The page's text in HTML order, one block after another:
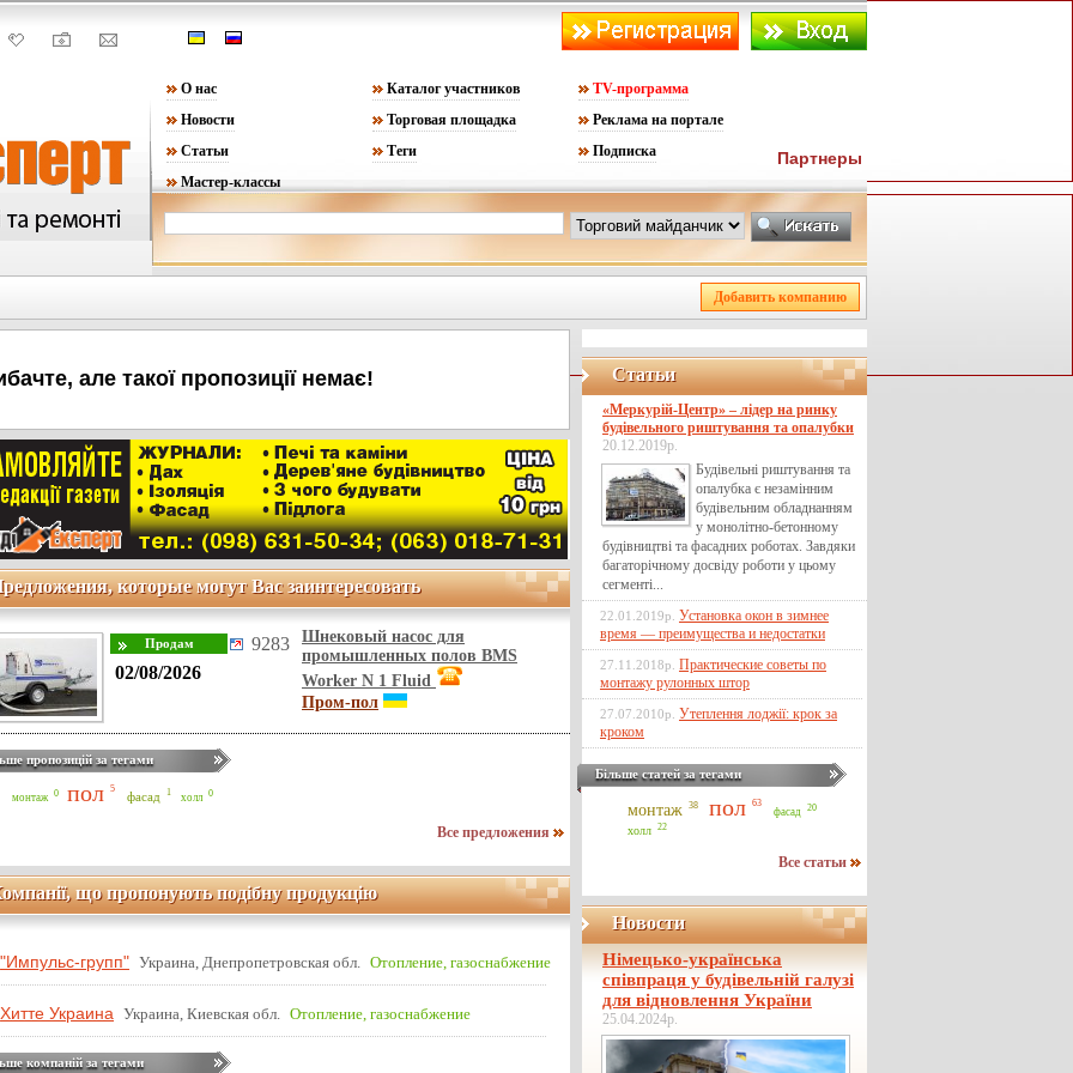
О нас Каталог участников
TV-программа
Новости
Торговая площадка
Реклама на портале
Статьи
Теги
Подписка
Мастер-классы
Партнеры
але такої пропозиції немає!
которые могут Вас заинтересовать
02/08/2026
9283
Шнековый насос для
промышленных полов BMS
Worker N 1 Fluid
Пром-пол
пропозицій за тегами
монтаж 0 пол 5
фасад 1 холл 0
Все предложения
що пропонують подібну продукцію
"Импульс-групп" Украина, Днепропетровская обл. Отопление, газоснабжение
Хитте Украина Украина, Киевская обл. Отопление, газоснабжение
компаній за тегами
Статьи
«Меркурій-Центр» – лідер на ринку
будівельного риштування та опалубки
20.12.2019р.
Будівельні риштування та
опалубка є незамінним
будівельним обладнанням
у монолітно-бетонному
будівництві та фасадних роботах. Завдяки
багаторічному досвіду роботи у цьому
сегменті...
22.01.2019р. Установка окон в зимнее
время — преимущества и недостатки
27.11.2018р. Практические советы по
монтажу рулонных штор
27.07.2010р. Утеплення лоджії: крок за
кроком
Більше статей за тегами
монтаж 38 пол 63
фасад 20
холл 22
Все статьи
Новости
Німецько-українська
співпраця у будівельній галузі
для відновлення України
25.04.2024р.